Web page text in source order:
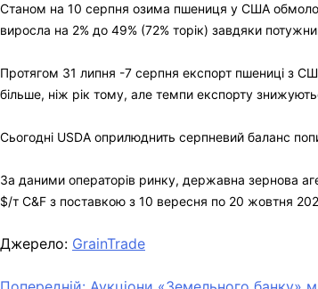
Станом на 10 серпня озима пшениця у США
виросла на 2% до 49% (72% торік) завдяки
Протягом 31 липня -7 серпня експорт пшениці з
більше, ніж рік тому, але темпи експорту
Сьогодні USDA оприлюднить серпневий баланс
За даними операторів ринку, державна зернова
$/т C&F з поставкою з 10 вересня по 20 жовтня
Джерело: GrainTrade